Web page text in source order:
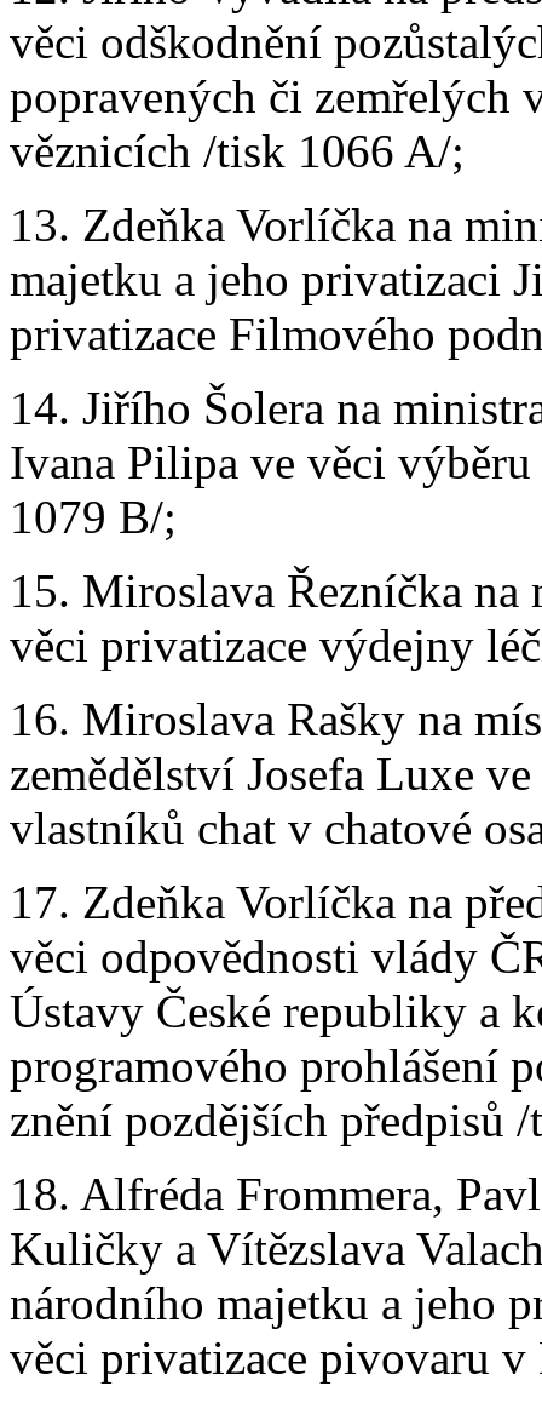
věci odškodnění
popravených či zemřelých
věznicích /tisk 1066 A/;
13. Zdeňka Vorlíčka na
majetku a jeho privatizaci
privatizace Filmového
14. Jiřího Šolera na
Ivana Pilipa ve věci
1079 B/;
15. Miroslava Řezníčka na
věci privatizace výdejny
16. Miroslava Rašky na
zemědělství Josefa Luxe
vlastníků chat v chatové
17. Zdeňka Vorlíčka na
věci odpovědnosti vlády
Ústavy České republiky a
programového prohlášení
znění pozdějších předpisů
18. Alfréda Frommera,
Kuličky a Vítězslava
národního majetku a jeho
věci privatizace pivovaru